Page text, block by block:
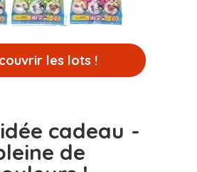
les lots !
cadeau
de
-